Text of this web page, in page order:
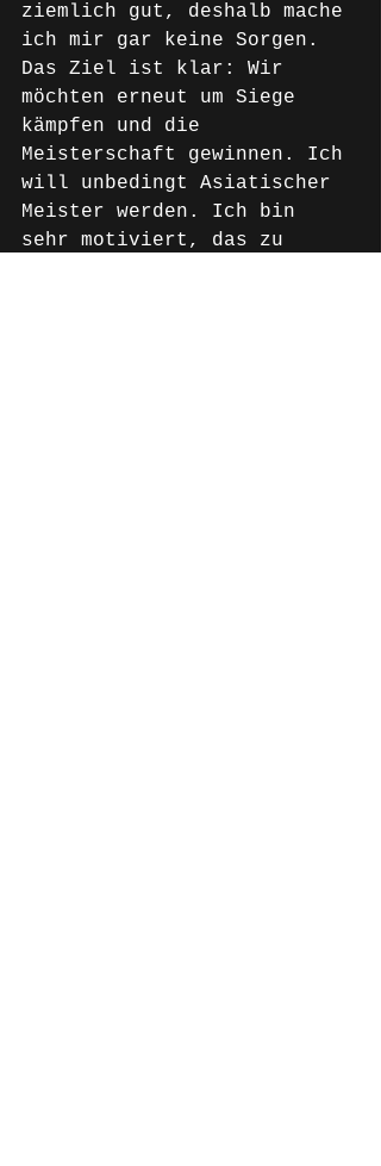
ziemlich gut, deshalb mache
ich mir gar keine Sorgen.
Das Ziel ist klar: Wir
möchten erneut um Siege
kämpfen und die
Meisterschaft gewinnen. Ich
will unbedingt Asiatischer
Meister werden. Ich bin
sehr motiviert, das zu